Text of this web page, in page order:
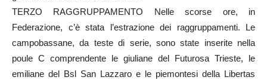
TERZO RAGGRUPPAMENTO Nelle scorse ore, in
Federazione, c’è stata l’estrazione dei raggruppamenti. Le
campobassane, da teste di serie, sono state inserite nella
poule C comprendente le giuliane del Futurosa Trieste, le
emiliane del Bsl San Lazzaro e le piemontesi della Libertas